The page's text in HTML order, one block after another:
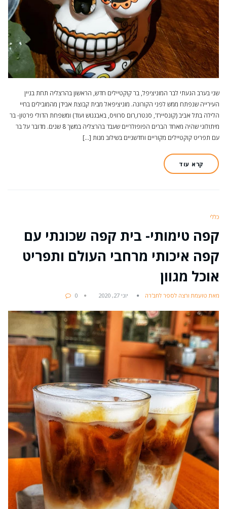
שני בערב הגעתי לבר המוניציפל, בר קוקטיילים חדש, הראשון בהרצליה תחת בניין
העירייה שנפתח ממש לפני הקורונה. מוניציפאל מבית קבוצת אבידן מהמובילים בחיי
הלילה בתל אביב (קונסיירז', סנטרו,רום סרוויס, באבגנוש ועוד) ומשפחת הדולי פרטון- בר
מיתולוגי שהיה מאחד הברים הפופולריים שעבד בהרצליה במשך 8 שנים. מדובר על בר
עם תפריט קוקטיילים מקוריים וחדשניים בשילוב מנות […]
קרא עוד
כללי
קפה טימותי- בית קפה שכונתי עם
קפה איכותי מרחבי העולם ותפריט
אוכל מגוון
מאת טועמת ורצה לספר לחב'רה יוני 27, 2020 0